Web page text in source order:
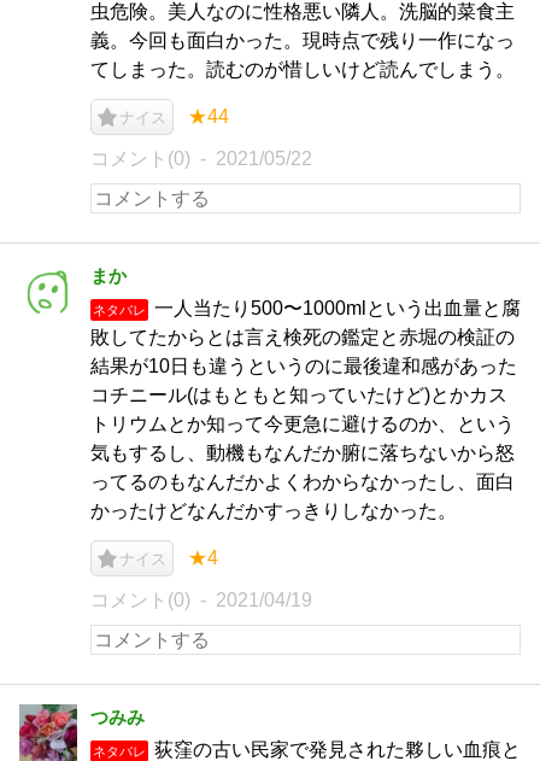
虫危険。美人なのに性格悪い隣人。洗脳的菜食主
義。今回も面白かった。現時点で残り一作になっ
てしまった。読むのが惜しいけど読んでしまう。
ナイス ★44
コメント(0) 2021/05/22
まか
ネタバレ
一人当たり500〜1000mlという出血量と腐
敗してたからとは言え検死の鑑定と赤堀の検証の
結果が10日も違うというのに最後違和感があった
コチニール(はもともと知っていたけど)とかカス
トリウムとか知って今更急に避けるのか、という
気もするし、動機もなんだか腑に落ちないから怒
ってるのもなんだかよくわからなかったし、面白
かったけどなんだかすっきりしなかった。
ナイス ★4
コメント(0) 2021/04/19
つみみ
ネタバレ
荻窪の古い民家で発見された夥しい血痕と